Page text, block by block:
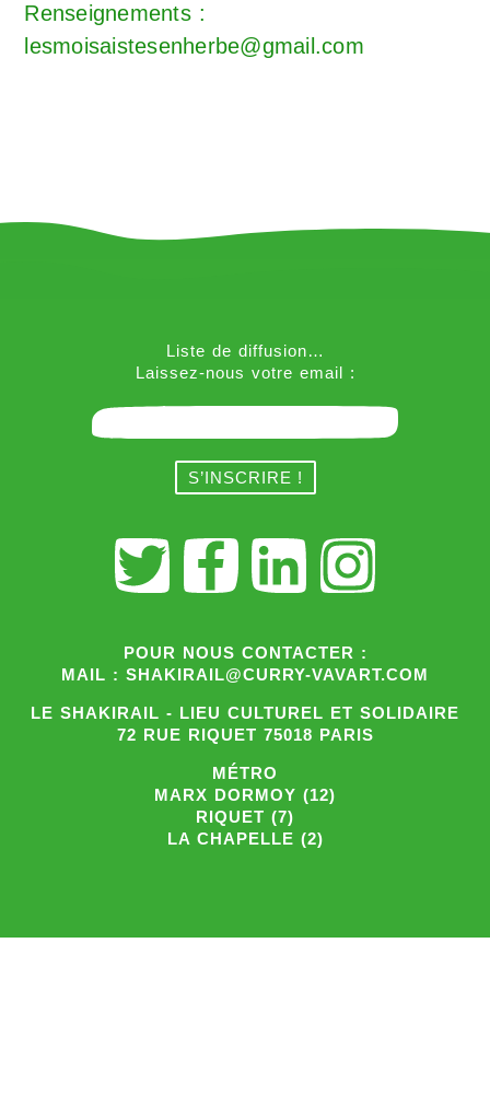
Renseignements :
lesmoisaistesenherbe@gmail.com
Liste de diffusion…
Laissez-nous votre email :
POUR NOUS CONTACTER :
MAIL : SHAKIRAIL@CURRY-VAVART.COM
LE SHAKIRAIL - LIEU CULTUREL ET SOLIDAIRE
72 RUE RIQUET 75018 PARIS
MÉTRO
MARX DORMOY (12)
RIQUET (7)
LA CHAPELLE (2)